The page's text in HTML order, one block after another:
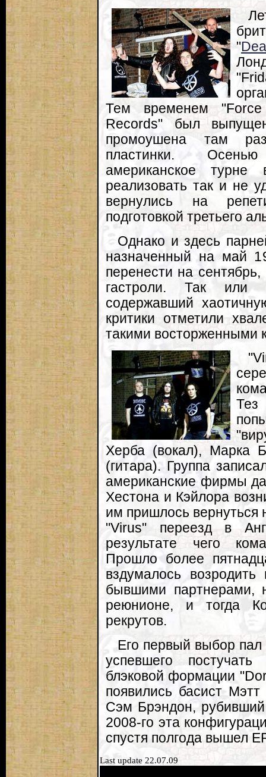
"
Тем временем
Records" был
промоушена там
пластинки.
американское
реализовать так и не
вернулись на
подготовкой третьего
Однако и здесь
назначенный на май
перенести на
гастроли. Так или
содержавший
критики отметили
такими восторженными
Херба (вокал), Марка
(гитара). Группа
американские фирмы
Хестона и Кэйлора
им пришлось вернуться
"Virus" переезд в
результате чего
Прошло более
вздумалось
бывшими партнерами,
реюнионе, и тогда
рекрутов.
Его первый выбор
успевшего
блэковой формации
появились басист
Сэм Брэндон,
2008-го эта
спустя полгода вышел
Last update 22.07.09